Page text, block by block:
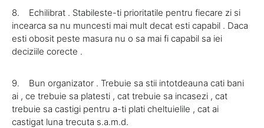
8. Echilibrat . Stabileste-ti prioritatile pentru fiecare zi si
incearca sa nu muncesti mai mult decat esti capabil . Daca
esti obosit peste masura nu o sa mai fi capabil sa iei
deciziile corecte .
9. Bun organizator . Trebuie sa stii intotdeauna cati bani
ai , ce trebuie sa platesti , cat trebuie sa incasezi , cat
trebuie sa castigi pentru a-ti plati cheltuielile , cat ai
castigat luna trecuta s.a.m.d.